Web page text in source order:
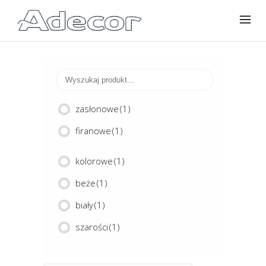
zasłonowe(1)
firanowe(1)
kolorowe(1)
beże(1)
biały(1)
szarości(1)